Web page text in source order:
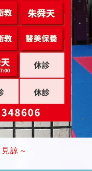
諒～